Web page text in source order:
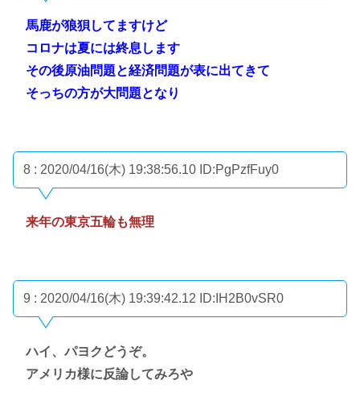
馬鹿が狼狽してますけど
コロナは夏には終息します
その後原油問題と経済問題が表に出てきて
そっちの方が大問題となり
8 : 2020/04/16(木) 19:38:56.10 ID:PgPzfFuy0
来年の東京五輪も無理
9 : 2020/04/16(木) 19:39:42.12 ID:IH2B0vSR0
ハイ、パヨクどうぞ。
アメリカ様に反論してみろや